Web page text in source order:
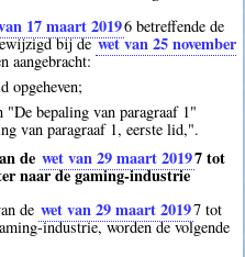
17 maart 20196 betreffende de
bij dewet van 25 november
aangebracht:
opgeheven;
"De bepaling van paragraaf 1"
van paragraaf 1, eerste lid,".
de wet van 29 maart 20197tot
naar de gaming-industrie
de wet van 29 maart 20197 tot
industrie, worden de volgende